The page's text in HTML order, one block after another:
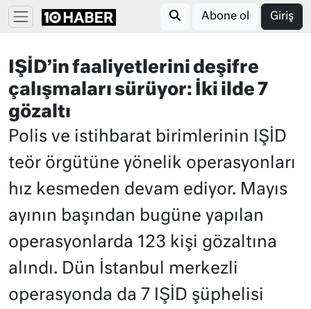
Abone ol Giriş
IŞİD’in faaliyetlerini deşifre
çalışmaları sürüyor: İki ilde 7
gözaltı
Polis ve istihbarat birimlerinin IŞİD
teör örgütüne yönelik operasyonları
hız kesmeden devam ediyor. Mayıs
ayının başından bugüne yapılan
operasyonlarda 123 kişi gözaltına
alındı. Dün İstanbul merkezli
operasyonda da 7 IŞİD şüphelisi